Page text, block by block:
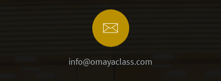
info@omayaclass.com